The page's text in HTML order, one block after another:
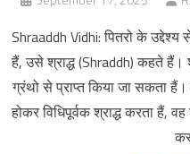
Shraaddh Vidhi: पितरो के उद्देश्य
हैं, उसे श्राद्ध (Shraddh) कहते हैं।
ग्रंथो से प्राप्त किया जा सकता
होकर विधिपूर्वक श्राद्ध करता हैं,